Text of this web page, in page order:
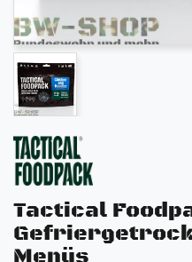
Tactical